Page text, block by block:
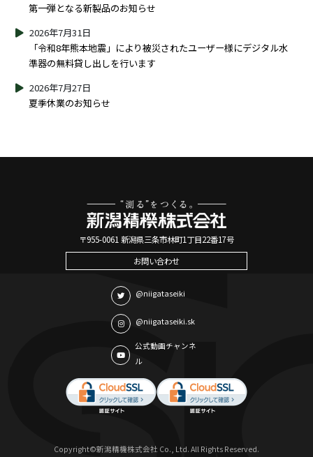
第一弾となる新製品のお知らせ
「令和8年熊本地震」により被災されたユーザー様にデジタル水
準器の無料貸し出しを行います
2026年7月31日
夏季休業のお知らせ
2026年7月27日
〒955-0061 新潟県三条市林町1丁目22番17号
お問い合わせ
@niigataseiki
@niigataseiki.sk
公式動画チャンネ
ル
Copyright©新潟精機株式会社 Co., Ltd. All Rights Reserved.